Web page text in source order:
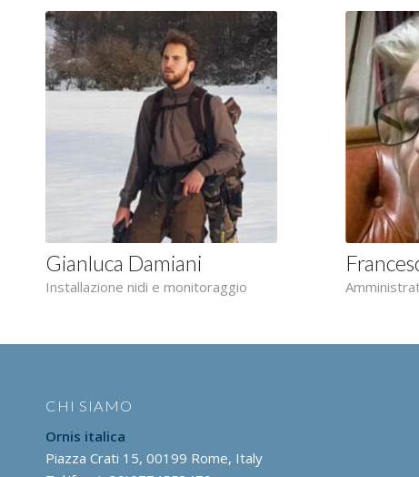
Gianluca Damiani
Installazione nidi e monitoraggio
CHI SIAMO
Ornis italica
Piazza Crati 15, 00199 Rome, Italy